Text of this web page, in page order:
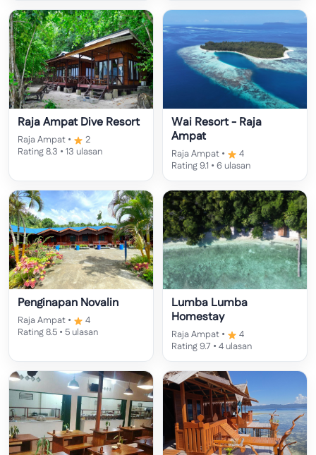
Raja Ampat Dive Resort
Raja Ampat •
2
Rating 8.3 • 13 ulasan
Wai Resort - Raja
Ampat
Raja Ampat •
4
Rating 9.1 • 6 ulasan
Penginapan Novalin
Raja Ampat •
4
Rating 8.5 • 5 ulasan
Lumba Lumba
Homestay
Raja Ampat •
4
Rating 9.7 • 4 ulasan